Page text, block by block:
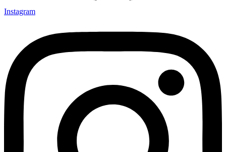
Instagram